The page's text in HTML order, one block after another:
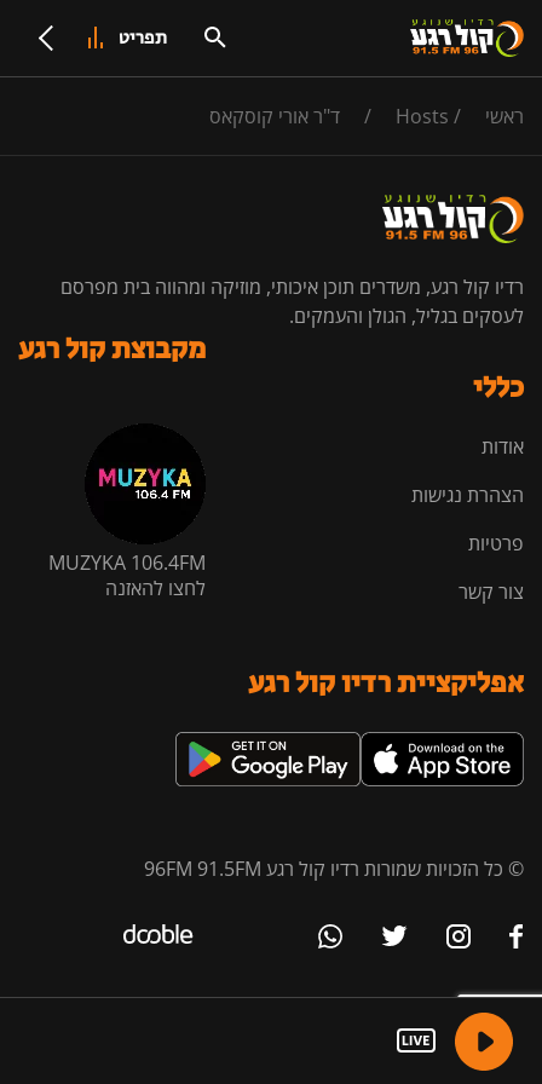
תפריט
ראשי /
Hosts
/ ד"ר אורי קוסקאס
רדיו קול רגע, משדרים תוכן איכותי, מוזיקה ומהווה בית מפרסם
לעסקים בגליל, הגולן והעמקים.
כללי
אודות
הצהרת נגישות
פרטיות
צור קשר
מקבוצת קול רגע
MUZYKA 106.4FM
לחצו להאזנה
אפליקציית רדיו קול רגע
© כל הזכויות שמורות רדיו קול רגע 96FM 91.5FM